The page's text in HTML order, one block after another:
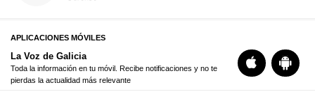
APLICACIONES MÓVILES
La Voz de Galicia
Toda la información en tu móvil. Recibe notificaciones y no te
pierdas la actualidad más relevante